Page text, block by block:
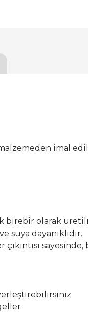
imal
birebir olarak
suya dayanıklıdır.
sayesinde,